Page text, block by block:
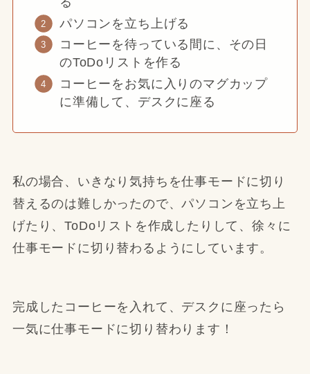
パソコンを立ち上げる
コーヒーを待っている間に、その日
のToDoリストを作る
コーヒーをお気に入りのマグカップ
に準備して、デスクに座る
私の場合、いきなり気持ちを仕事モードに切り
替えるのは難しかったので、パソコンを立ち上
げたり、ToDoリストを作成したりして、徐々に
仕事モードに切り替わるようにしています。
完成したコーヒーを入れて、デスクに座ったら
一気に仕事モードに切り替わります！